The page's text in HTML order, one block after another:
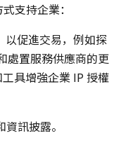
支持企業：
以促進交易，例如探
處置服務供應商的更
具增強企業 IP 授權
訊披露。